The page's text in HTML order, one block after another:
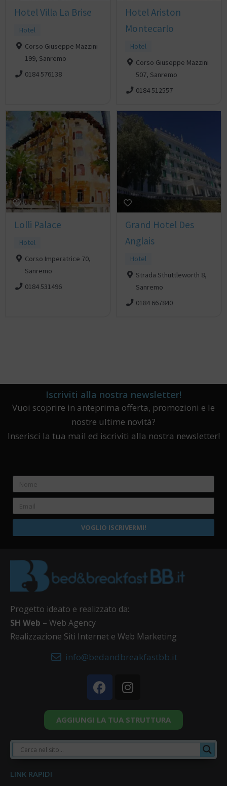
Hotel Villa La Brise
Hotel
Corso Giuseppe Mazzini
199, Sanremo
0184 576138
Hotel Ariston
Montecarlo
Hotel
Corso Giuseppe Mazzini
507, Sanremo
0184 512557
Lolli Palace
Hotel
Corso Imperatrice 70,
Sanremo
0184 531496
Grand Hotel Des
Anglais
Hotel
Strada Sthuttleworth 8,
Sanremo
0184 667840
Iscriviti alla nostra newsletter!
Vuoi scoprire in anteprima offerta, promozioni e le
nostre ultime novità?
Inserisci la tua mail ed iscriviti alla nostra newsletter!
VOGLIO ISCRIVERMI!
Progetto ideato e realizzato da:
SH Web – Web Agency
Realizzazione Siti Internet e Web Marketing
info@bedandbreakfastbb.it
AGGIUNGI LA TUA STRUTTURA
LINK RAPIDI